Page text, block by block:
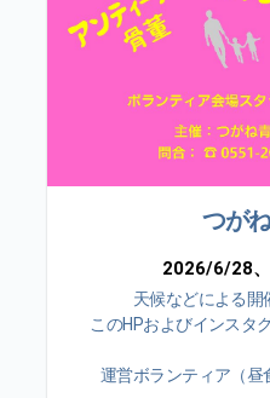
つが
2026/6/28
天候などによる開
このHPおよびインスタ
運営ボランティア（